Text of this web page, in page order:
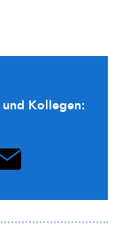
Kollegen: